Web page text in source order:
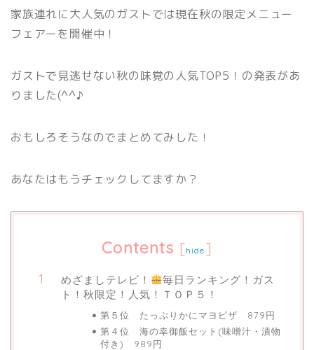
家族連れに大人気のガストでは現在秋の限定メニュー
フェアーを開催中！
ガストで見逃せない秋の味覚の人気TOP5！の発表があ
りました(^^♪
おもしろそうなのでまとめてみした！
あなたはもうチェックしてますか？
Contents [hide ]
めざましテレビ！
毎日ランキング！ガス
ト！秋限定！人気！ＴＯＰ５！
第５位 たっぷりかにマヨピザ 879円
第４位 海の幸御飯セット(味噌汁・漬物
付き) 989円